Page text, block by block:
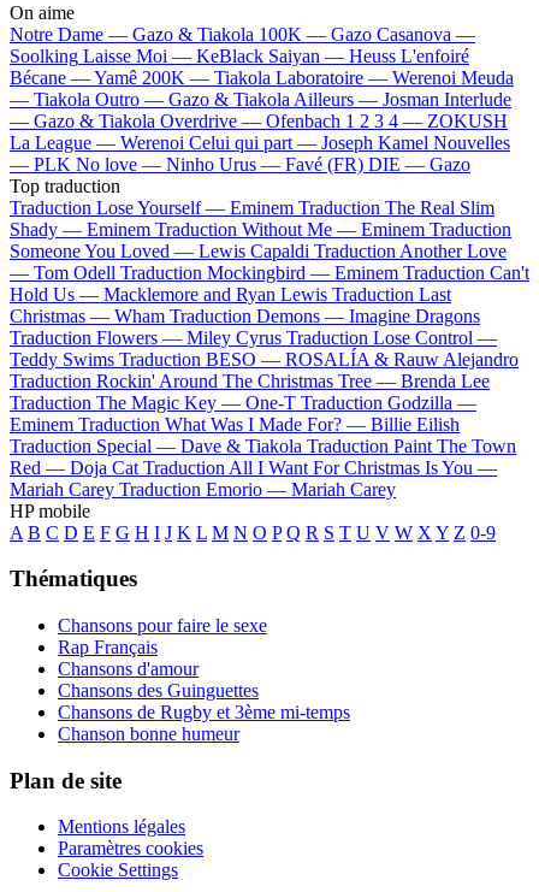
On aime
Notre Dame — Gazo & Tiakola 100K — Gazo Casanova —
Soolking Laisse Moi — KeBlack Saiyan — Heuss L'enfoiré
Bécane —Yamê 200K — Tiakola Laboratoire — Werenoi Meuda
— Tiakola Outro — Gazo & Tiakola Ailleurs — Josman Interlude
— Gazo & Tiakola Overdrive — Ofenbach 1 2 3 4 — ZOKUSH
La League — Werenoi Celui qui part — Joseph Kamel Nouvelles
— PLK No love — Ninho Urus — Favé (FR) DIE — Gazo
Top traduction
Traduction Lose Yourself — Eminem Traduction The Real Slim
Shady — Eminem Traduction Without Me — Eminem Traduction
Someone You Loved — Lewis Capaldi Traduction Another Love
— Tom Odell Traduction Mockingbird — Eminem Traduction Can't
Hold Us — Macklemore and Ryan Lewis Traduction Last
Christmas — Wham Traduction Demons — Imagine Dragons
Traduction Flowers — Miley Cyrus Traduction Lose Control —
Teddy Swims Traduction BESO — ROSALÍA & Rauw Alejandro
Traduction Rockin' Around The Christmas Tree — Brenda Lee
Traduction The Magic Key — One-T Traduction Godzilla —
Eminem Traduction What Was I Made For? — Billie Eilish
Traduction Special — Dave & Tiakola Traduction Paint The Town
Red — Doja Cat Traduction All I Want For Christmas Is You —
Mariah Carey Traduction Emorio — Mariah Carey
HP mobile
A B C D E F G H I J K L M N O P Q R S T U V W X Y Z 0-9
Thématiques
Chansons pour faire le sexe
Rap Français
Chansons d'amour
Chansons des Guinguettes
Chansons de Rugby et 3ème mi-temps
Chanson bonne humeur
Plan de site
Mentions légales
Paramètres cookies
Cookie Settings